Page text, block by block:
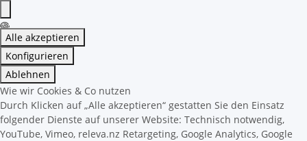
Alle akzeptieren
Konfigurieren
Ablehnen
Wie wir Cookies & Co nutzen
Durch Klicken auf „Alle akzeptieren“ gestatten Sie den Einsatz
folgender Dienste auf unserer Website: Technisch notwendig,
YouTube, Vimeo, releva.nz Retargeting, Google Analytics, Google